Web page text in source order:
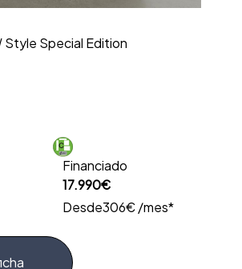
Style Special Edition
Financiado
17.990€
Desde306€ /mes*